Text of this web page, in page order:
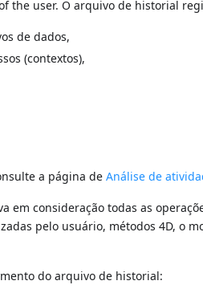
the user. O arquivo de historial
de dados,
(contextos),
a página deAnálise de
em consideração todas as
pelo usuário, métodos 4D, o
do arquivo de historial: